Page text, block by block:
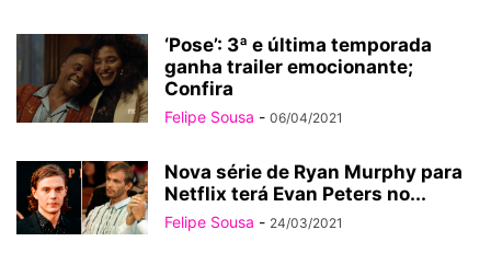
‘Pose’: 3ª e última temporada
ganha trailer emocionante;
Confira
Felipe Sousa - 06/04/2021
Nova série de Ryan Murphy para
Netflix terá Evan Peters no...
Felipe Sousa - 24/03/2021